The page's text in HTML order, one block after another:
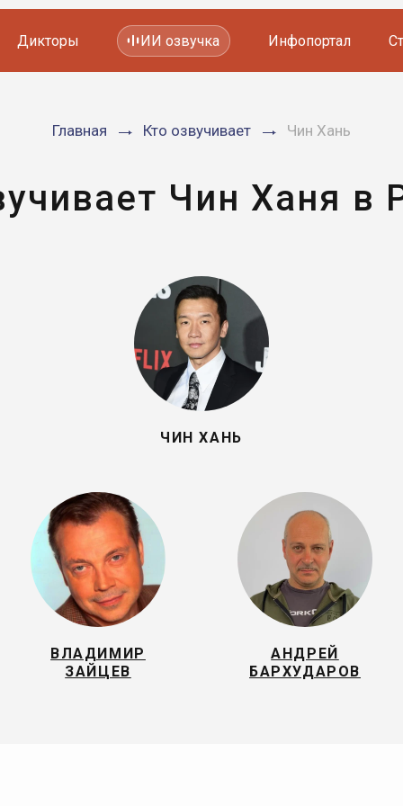
Мультфильмов
Дикторы ИИ озвучка Инфопортал
Главная Кто озвучивает Чин Хань
Чин Ханя в
ЧИН ХАНЬ
ВЛАДИМИР
ЗАЙЦЕВ
АНДРЕЙ
БАРХУДАРОВ